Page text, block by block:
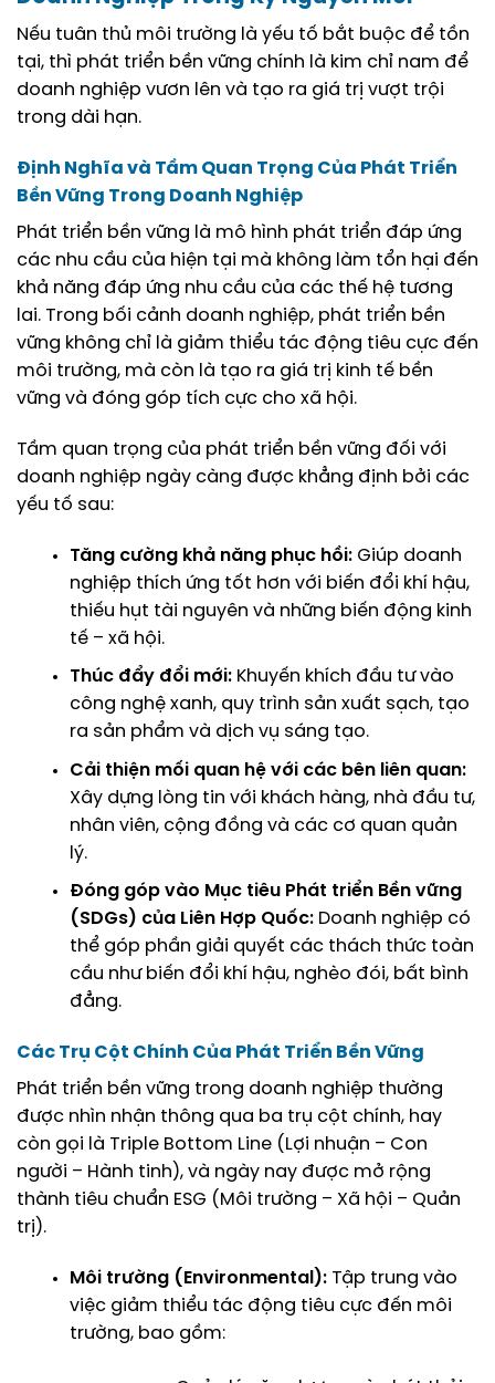
Nếu tuân thủ môi trường là yếu tố bắt buộc để tồn
tại, thì phát triển bền vững chính là kim chỉ nam để
doanh nghiệp vươn lên và tạo ra giá trị vượt trội
trong dài hạn.
Định Nghĩa và Tầm Quan Trọng Của Phát Triển
Bền Vững Trong Doanh Nghiệp
Phát triển bền vững là mô hình phát triển đáp ứng
các nhu cầu của hiện tại mà không làm tổn hại đến
khả năng đáp ứng nhu cầu của các thế hệ tương
lai. Trong bối cảnh doanh nghiệp, phát triển bền
vững không chỉ là giảm thiểu tác động tiêu cực đến
môi trường, mà còn là tạo ra giá trị kinh tế bền
vững và đóng góp tích cực cho xã hội.
Tầm quan trọng của phát triển bền vững đối với
doanh nghiệp ngày càng được khẳng định bởi các
yếu tố sau:
Tăng cường khả năng phục hồi: Giúp doanh
nghiệp thích ứng tốt hơn với biến đổi khí hậu,
thiếu hụt tài nguyên và những biến động kinh
tế – xã hội.
Thúc đẩy đổi mới: Khuyến khích đầu tư vào
công nghệ xanh, quy trình sản xuất sạch, tạo
ra sản phẩm và dịch vụ sáng tạo.
Cải thiện mối quan hệ với các bên liên quan:
Xây dựng lòng tin với khách hàng, nhà đầu tư,
nhân viên, cộng đồng và các cơ quan quản
lý.
Đóng góp vào Mục tiêu Phát triển Bền vững
(SDGs) của Liên Hợp Quốc: Doanh nghiệp có
thể góp phần giải quyết các thách thức toàn
cầu như biến đổi khí hậu, nghèo đói, bất bình
đẳng.
Các Trụ Cột Chính Của Phát Triển Bền Vững
Phát triển bền vững trong doanh nghiệp thường
được nhìn nhận thông qua ba trụ cột chính, hay
còn gọi là Triple Bottom Line (Lợi nhuận – Con
người – Hành tinh), và ngày nay được mở rộng
thành tiêu chuẩn ESG (Môi trường – Xã hội – Quản
trị).
Môi trường (Environmental): Tập trung vào
việc giảm thiểu tác động tiêu cực đến môi
trường, bao gồm: